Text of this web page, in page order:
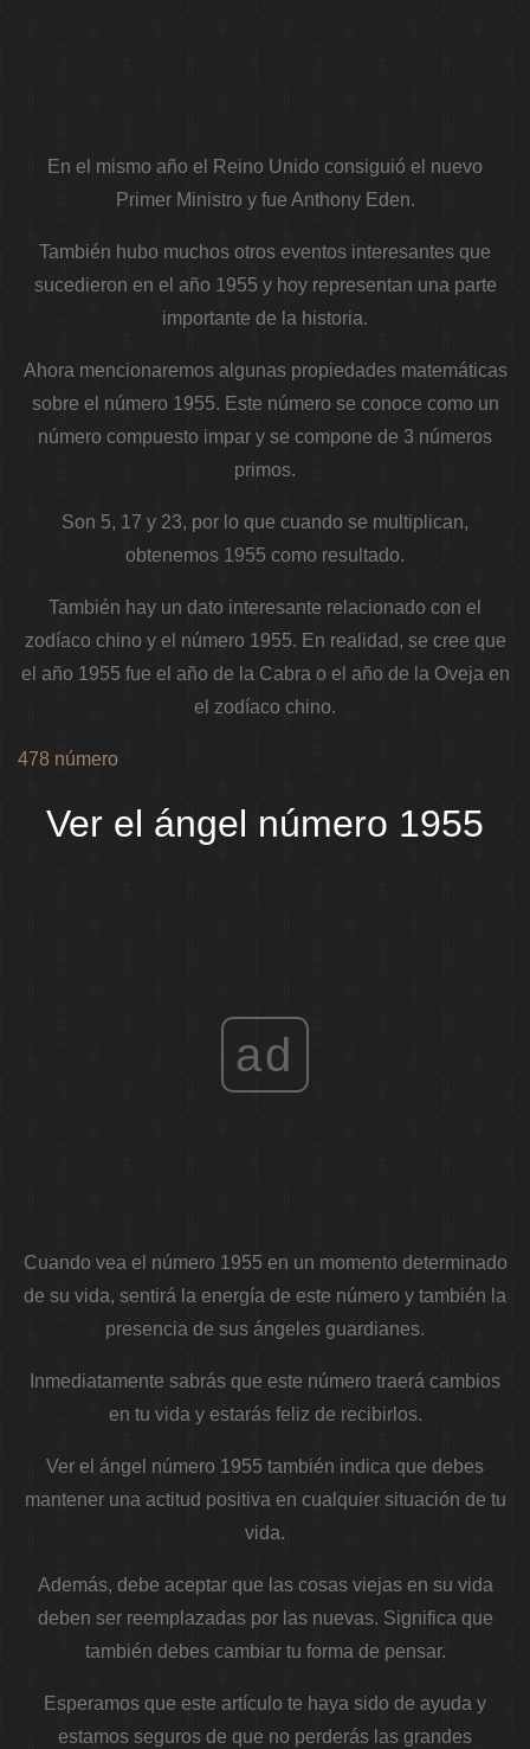
En el mismo año el Reino Unido consiguió el nuevo
Primer Ministro y fue Anthony Eden.
También hubo muchos otros eventos interesantes que
sucedieron en el año 1955 y hoy representan una parte
importante de la historia.
Ahora mencionaremos algunas propiedades matemáticas
sobre el número 1955. Este número se conoce como un
número compuesto impar y se compone de 3 números
primos.
Son 5, 17 y 23, por lo que cuando se multiplican,
obtenemos 1955 como resultado.
También hay un dato interesante relacionado con el
zodíaco chino y el número 1955. En realidad, se cree que
el año 1955 fue el año de la Cabra o el año de la Oveja en
el zodíaco chino.
478 número
Ver el ángel número 1955
ad
Cuando vea el número 1955 en un momento determinado
de su vida, sentirá la energía de este número y también la
presencia de sus ángeles guardianes.
Inmediatamente sabrás que este número traerá cambios
en tu vida y estarás feliz de recibirlos.
Ver el ángel número 1955 también indica que debes
mantener una actitud positiva en cualquier situación de tu
vida.
Además, debe aceptar que las cosas viejas en su vida
deben ser reemplazadas por las nuevas. Significa que
también debes cambiar tu forma de pensar.
Esperamos que este artículo te haya sido de ayuda y
estamos seguros de que no perderás las grandes